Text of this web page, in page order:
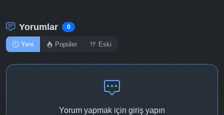
Yorumlar 0
Yeni Popüler Eski
Yorum yapmak için giriş yapın